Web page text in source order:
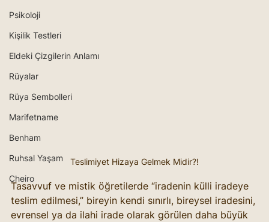
Psikoloji
Kişilik Testleri
Eldeki Çizgilerin Anlamı
Rüyalar
Rüya Sembolleri
Marifetname
Benham
Ruhsal Yaşam
Cheiro
Teslimiyet Hizaya Gelmek Midir?!
Tasavvuf ve mistik öğretilerde “iradenin külli iradeye
teslim edilmesi,” bireyin kendi sınırlı, bireysel iradesini,
evrensel ya da ilahi irade olarak görülen daha büyük